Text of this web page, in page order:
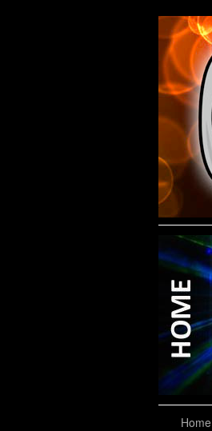
Home